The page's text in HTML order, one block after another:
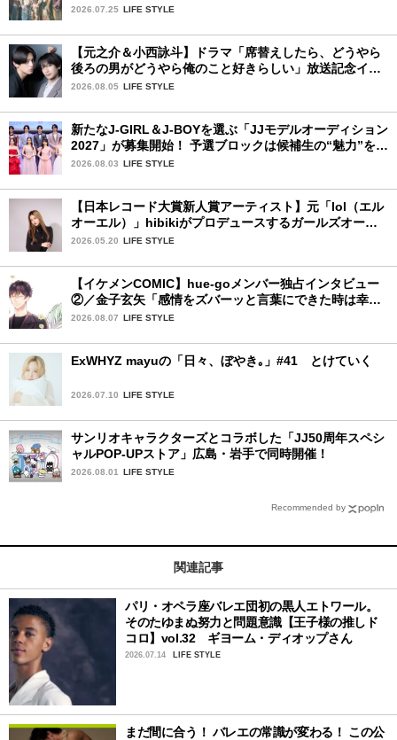
2026.07.25 LIFE STYLE
【元之介＆小西詠斗】ドラマ「席替えしたら、どうやら
後ろの男がどうやら俺のこと好きらしい」放送記念イン
タビュー♡ 「自然と詠斗くんが可愛く見えたんです」
2026.08.05 LIFE STYLE
新たなJ-GIRL＆J-BOYを選ぶ「JJモデルオーディション
2027」が募集開始！ 予選ブロックは候補生の“魅力”を重
視した「新システム」に変わります
2026.08.03 LIFE STYLE
【日本レコード大賞新人賞アーティスト】元「lol（エル
オーエル）」hibikiがプロデュースするガールズオーデ
ィションが始動！ 応募は5月31日（日）まで
2026.05.20 LIFE STYLE
【イケメンCOMIC】hue-goメンバー独占インタビュー
②／金子玄矢「感情をズバーッと言葉にできた時は幸
せ〜」
2026.08.07 LIFE STYLE
ExWHYZ mayuの「日々、ぼやき｡」#41 とけていく
2026.07.10 LIFE STYLE
サンリオキャラクターズとコラボした「JJ50周年スペシ
ャルPOP-UPストア」広島・岩手で同時開催！
2026.08.01 LIFE STYLE
Recommended by
関連記事
パリ・オペラ座バレエ団初の黒人エトワール。
そのたゆまぬ努力と問題意識【王子様の推しド
コロ】vol.32 ギヨーム・ディオップさん
2026.07.14 LIFE STYLE
まだ間に合う！ バレエの常識が変わる！ この公